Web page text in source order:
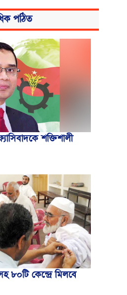
পঠিত
শক্তিশালী
৮০টি কেন্দ্রে মিলবে